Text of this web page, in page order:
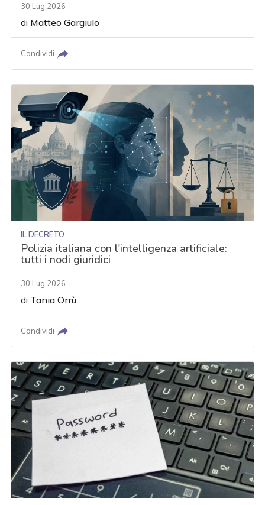
30 Lug 2026
di Matteo Gargiulo
Condividi
IL DECRETO
Polizia italiana con l'intelligenza artificiale:
tutti i nodi giuridici
30 Lug 2026
di Tania Orrù
Condividi